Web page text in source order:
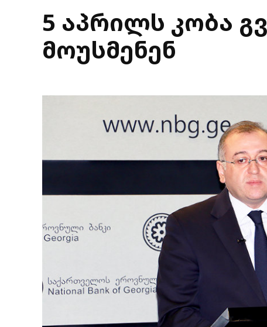
5 აპრილს კობა
მოუსმენენ